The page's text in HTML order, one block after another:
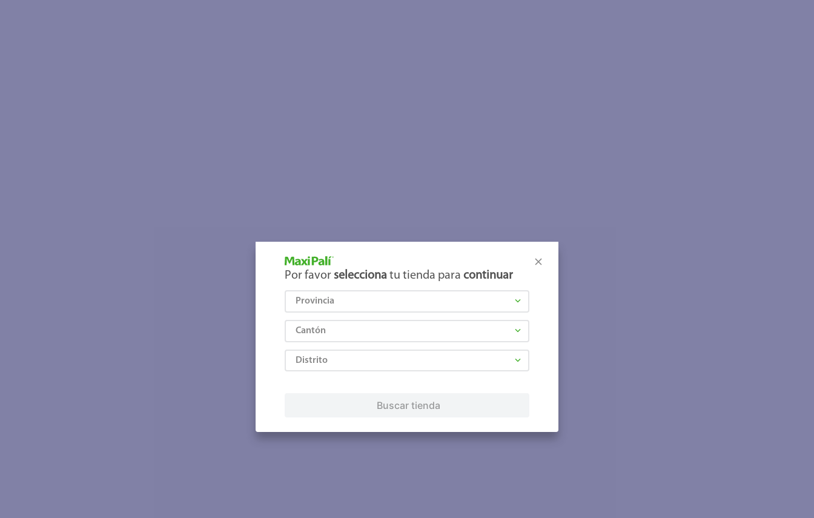
Por favor selecciona tu tienda para continuar
Provincia
Cantón
Distrito
Buscar tienda